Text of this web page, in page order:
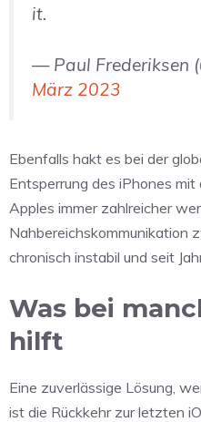
it.
— Paul Frederiksen
März 2023
Ebenfalls hakt es bei der
Entsperrung des iPhones mit
Apples immer zahlreicher
Nahbereichskommunikation
chronisch instabil und seit
Was bei
hilft
Eine zuverlässige Lösung,
ist die Rückkehr zur letzten